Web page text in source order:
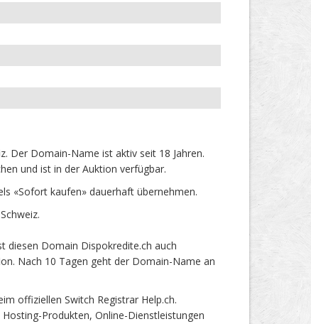
Der Domain-Name ist aktiv seit 18 Jahren.
und ist in der Auktion verfügbar.
«Sofort kaufen» dauerhaft übernehmen.
diesen Domain Dispokredite.ch auch
Nach 10 Tagen geht der Domain-Name an
offiziellen Switch Registrar Help.ch.
Produkten, Online-Dienstleistungen